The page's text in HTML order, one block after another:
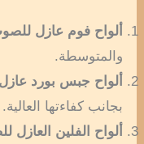
ألواح فوم عازل
والمتوسطة.
ألواح جبس بورد
بجانب كفاءتها العالية.
ألواح الفلين العازل